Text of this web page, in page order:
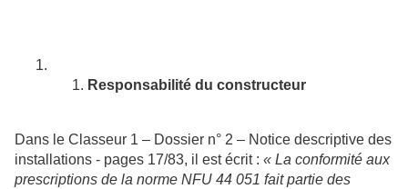
Responsabilité du constructeur
Dans le Classeur 1 – Dossier n° 2 – Notice descriptive des
installations - pages 17/83, il est écrit : « La conformité aux
prescriptions de la norme NFU 44 051 fait partie des